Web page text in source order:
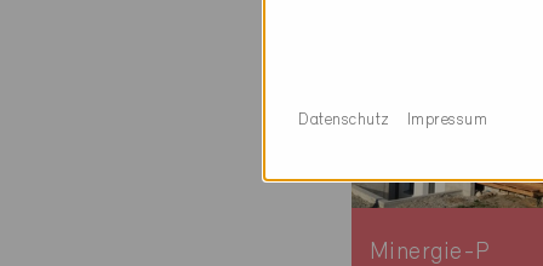
Minergie-P
Datenschutz Impressum